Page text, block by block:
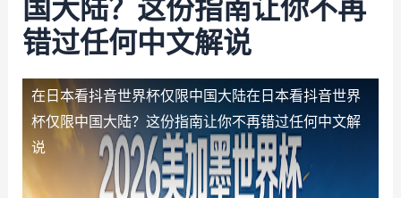
国大陆？这份指南让你不再
错过任何中文解说
在日本看抖音世界杯仅限中国大陆在日本看抖音世界
杯仅限中国大陆？这份指南让你不再错过任何中文解
说